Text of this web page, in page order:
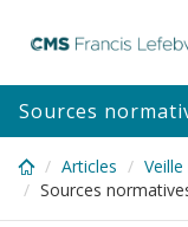
content
Sources
Articles
Sources